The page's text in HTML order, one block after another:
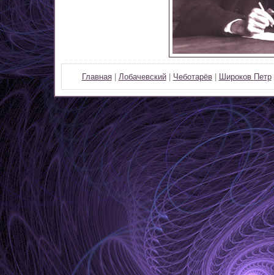
Главная| Лобачевский| Чеботарёв| Широков Петр